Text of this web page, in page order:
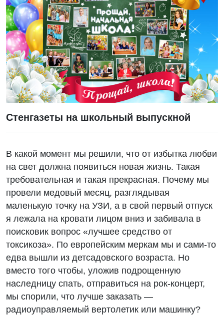
Стенгазеты на школьный выпускной
В какой момент мы решили, что от избытка любви
на свет должна появиться новая жизнь. Такая
требовательная и такая прекрасная. Почему мы
провели медовый месяц, разглядывая
маленькую точку на УЗИ, а в свой первый отпуск
я лежала на кровати лицом вниз и забивала в
поисковик вопрос «лучшее средство от
токсикоза». По европейским меркам мы и сами-то
едва вышли из детсадовского возраста. Но
вместо того чтобы, уложив подрощенную
наследницу спать, отправиться на рок-концерт,
мы спорили, что лучше заказать —
радиоуправляемый вертолетик или машинку?